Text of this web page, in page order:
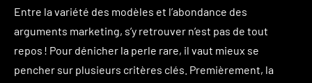
Entre la variété des modèles et l’abondance des
arguments marketing, s’y retrouver n’est pas de tout
repos ! Pour dénicher la perle rare, il vaut mieux se
pencher sur plusieurs critères clés. Premièrement, la